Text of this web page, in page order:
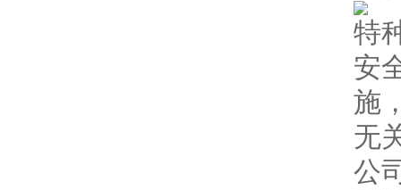
特
安
施
无
公